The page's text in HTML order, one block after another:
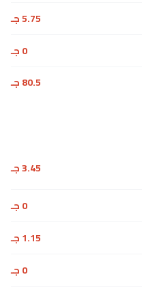
5.75 جـ
0 جـ
80.5 جـ
3.45 جـ
0 جـ
1.15 جـ
0 جـ